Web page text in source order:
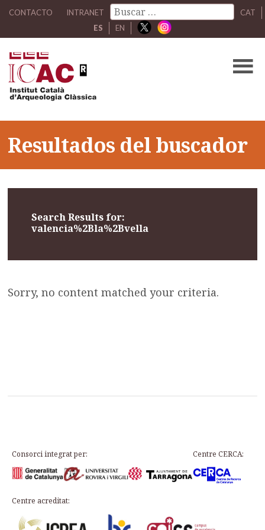
CONTACTO INTRANET
CAT
ES
EN
Resultados del buscador
Search Results for:
valencia%2Bla%2Bvella
Sorry, no content matched your criteria.
Consorci integrat per: Centre CERCA:
Centre acreditat: